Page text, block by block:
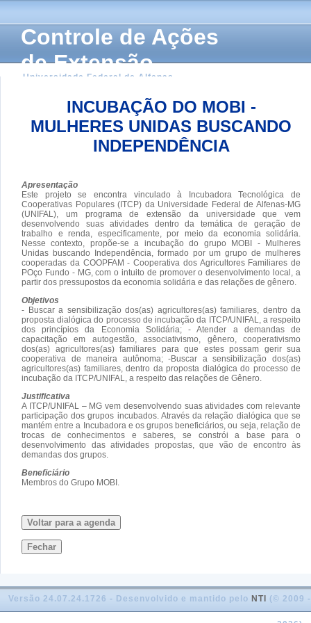
Controle de Ações
de Extensão
Universidade Federal de Alfenas
INCUBAÇÃO DO MOBI -
MULHERES UNIDAS BUSCANDO
INDEPENDÊNCIA
Apresentação
Este projeto se encontra vinculado à Incubadora Tecnológica de
Cooperativas Populares (ITCP) da Universidade Federal de Alfenas-MG
(UNIFAL), um programa de extensão da universidade que vem
desenvolvendo suas atividades dentro da temática de geração de
trabalho e renda, especificamente, por meio da economia solidária.
Nesse contexto, propõe-se a incubação do grupo MOBI - Mulheres
Unidas buscando Independência, formado por um grupo de mulheres
cooperadas da COOPFAM - Cooperativa dos Agricultores Familiares de
POço Fundo - MG, com o intuito de promover o desenvolvimento local, a
partir dos pressupostos da economia solidária e das relações de gênero.
Objetivos
- Buscar a sensibilização dos(as) agricultores(as) familiares, dentro da
proposta dialógica do processo de incubação da ITCP/UNIFAL, a respeito
dos princípios da Economia Solidária; - Atender a demandas de
capacitação em autogestão, associativismo, gênero, cooperativismo
dos(as) agricultores(as) familiares para que estes possam gerir sua
cooperativa de maneira autônoma; -Buscar a sensibilização dos(as)
agricultores(as) familiares, dentro da proposta dialógica do processo de
incubação da ITCP/UNIFAL, a respeito das relações de Gênero.
Justificativa
A ITCP/UNIFAL – MG vem desenvolvendo suas atividades com relevante
participação dos grupos incubados. Através da relação dialógica que se
mantém entre a Incubadora e os grupos beneficiários, ou seja, relação de
trocas de conhecimentos e saberes, se constrói a base para o
desenvolvimento das atividades propostas, que vão de encontro às
demandas dos grupos.
Beneficiário
Membros do Grupo MOBI.
Voltar para a agenda
Fechar
Versão 24.07.24.1726 - Desenvolvido e mantido pelo NTI (© 2009 -